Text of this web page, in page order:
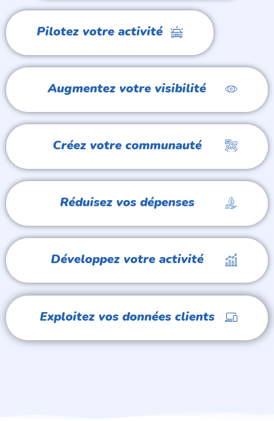
Pilotez votre activité
Augmentez votre visibilité
Créez votre communauté
Réduisez vos dépenses
Développez votre activité
Exploitez vos données clients